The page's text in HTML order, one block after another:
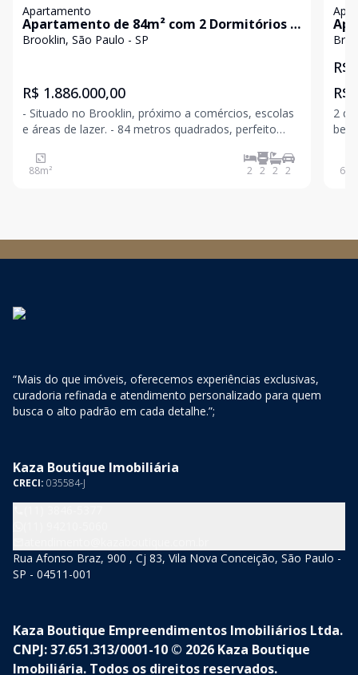
Apartamento
Apartamento de 84m² com 2 Dormitórios e
2 Suítes para venda - Brooklin
Brooklin, São Paulo - SP
R$ 1.886.000,00
- Situado no Brooklin, próximo a comércios, escolas
e áreas de lazer. - 84 metros quadrados, perfeito
funcionalidade. - Sala de estar e jantar integradas,
com janelas amplas que garantem boa iluminação
88m² 2 2 2 2
R$
R$
2
66
“Mais do que imóveis, oferecemos experiências exclusivas,
curadoria refinada e atendimento personalizado para quem
busca o alto padrão em cada detalhe.”;
Kaza Boutique Imobiliária
CRECI: 035584-J
Rua Afonso Braz, 900 , Cj 83, Vila Nova Conceição, São Paulo -
SP - 04511-001
Kaza Boutique Empreendimentos Imobiliários Ltda.
CNPJ: 37.651.313/0001-10 © 2026 Kaza Boutique
Imobiliária. Todos os direitos reservados.